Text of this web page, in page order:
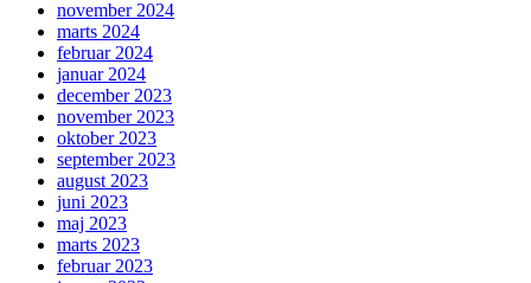
november 2024
marts 2024
februar 2024
januar 2024
december 2023
november 2023
oktober 2023
september 2023
august 2023
juni 2023
maj 2023
marts 2023
februar 2023